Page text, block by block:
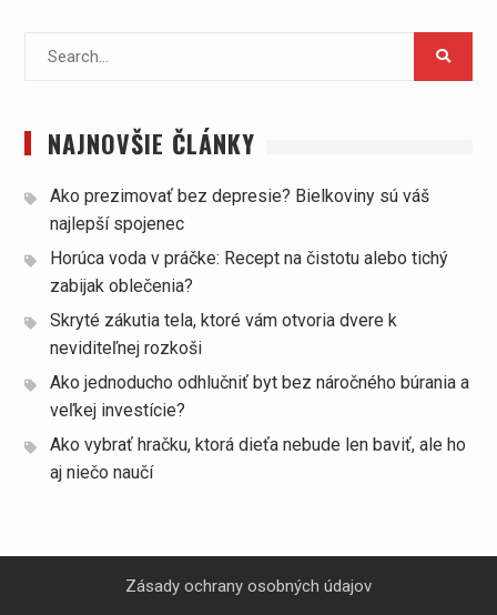
NAJNOVŠIE ČLÁNKY
Ako prezimovať bez depresie? Bielkoviny sú váš
najlepší spojenec
Horúca voda v práčke: Recept na čistotu alebo tichý
zabijak oblečenia?
Skryté zákutia tela, ktoré vám otvoria dvere k
neviditeľnej rozkoši
Ako jednoducho odhlučniť byt bez náročného búrania a
veľkej investície?
Ako vybrať hračku, ktorá dieťa nebude len baviť, ale ho
aj niečo naučí
Zásady ochrany osobných údajov